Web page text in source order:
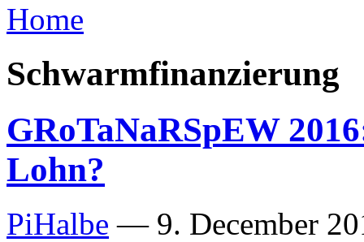
Home
Schwarmfinanzierung
GRoTaNaRSpEW
Lohn?
PiHalbe — 9. December